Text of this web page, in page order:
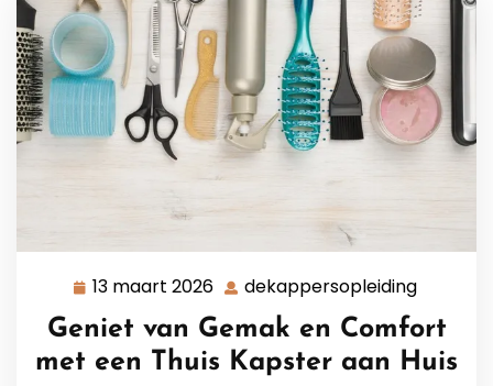
13 maart 2026 13
maart
2026
dekappersopleiding
Geniet van Gemak en Comfort
met een Thuis Kapster aan Huis